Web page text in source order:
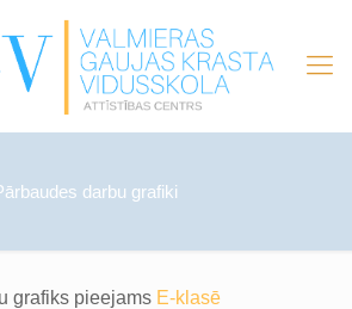
darbu grafiki
grafiks pieejamsE-klasē